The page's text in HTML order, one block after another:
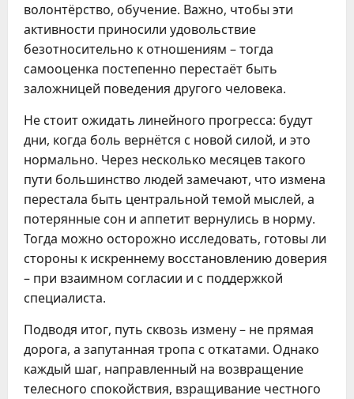
волонтёрство, обучение. Важно, чтобы эти
активности приносили удовольствие
безотносительно к отношениям – тогда
самооценка постепенно перестаёт быть
заложницей поведения другого человека.
Не стоит ожидать линейного прогресса: будут
дни, когда боль вернётся с новой силой, и это
нормально. Через несколько месяцев такого
пути большинство людей замечают, что измена
перестала быть центральной темой мыслей, а
потерянные сон и аппетит вернулись в норму.
Тогда можно осторожно исследовать, готовы ли
стороны к искреннему восстановлению доверия
– при взаимном согласии и с поддержкой
специалиста.
Подводя итог, путь сквозь измену – не прямая
дорога, а запутанная тропа с откатами. Однако
каждый шаг, направленный на возвращение
телесного спокойствия, взращивание честного